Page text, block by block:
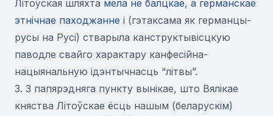
Літоўская шляхта мела не балцкае, а германскае
этнічнае паходжанне і (гэтаксама як германцы-
русы на Русі) стварыла канструктывісцкую
паводле свайго характару канфесійна-
нацыянальную ідэнтычнасць “літвы”.
3. З папярэдняга пункту вынікае, што Вялікае
княства Літоўскае ёсць нашым (беларускім)